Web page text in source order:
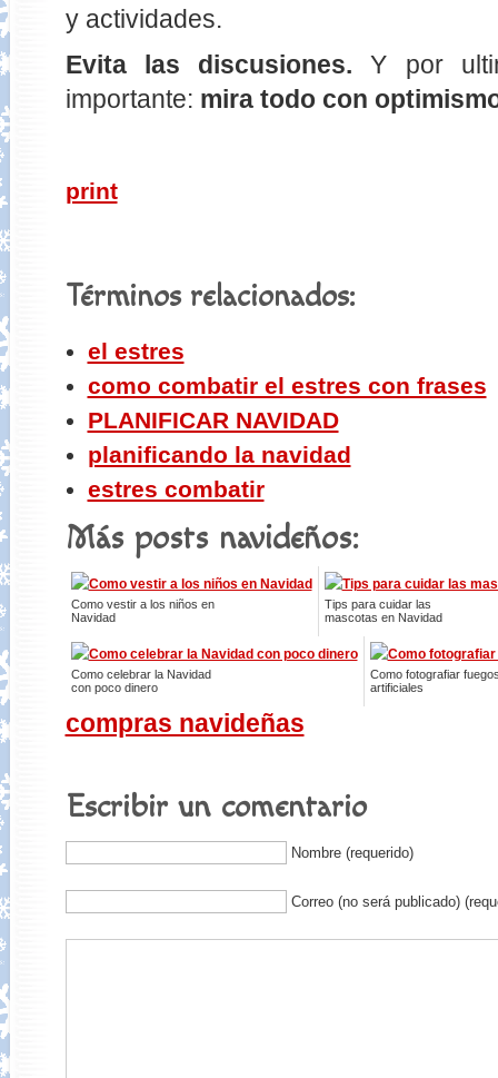
y actividades.
Evita las discusiones. Y por
importante: mira todo con
print
Términos relacionados:
el estres
como combatir el estres con frases
PLANIFICAR NAVIDAD
planificando la navidad
estres combatir
Más posts navideños:
Como vestir a los niños en
Navidad
Tips para cuidar las
mascotas en Navidad
Como celebrar la Navidad
con poco dinero
Como fotografiar
artificiales
compras navideñas
Escribir un comentario
Nombre (requerido)
Correo (no será publicado)